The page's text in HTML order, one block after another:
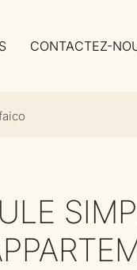
CONTACTEZ-